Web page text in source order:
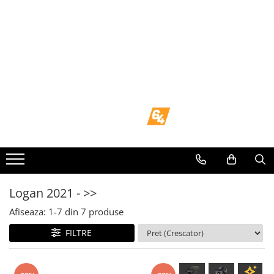
Volkswagen
Mercedes Benz
Ford
Skoda
Logan 2021 - >>
Afiseaza: 1-7 din 7 produse
FILTRE